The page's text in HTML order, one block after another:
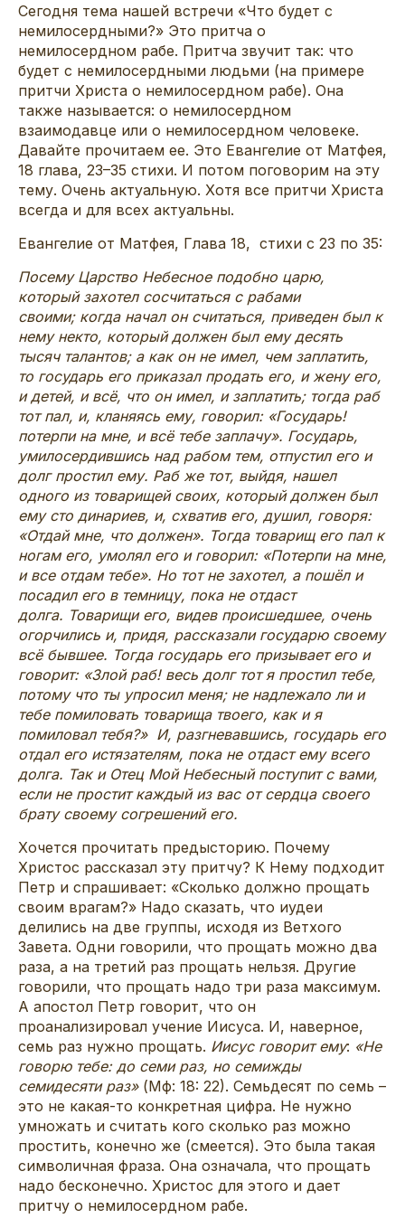
Сегодня тема нашей встречи «Что будет с
немилосердными?» Это притча о
немилосердном рабе. Притча звучит так: что
будет с немилосердными людьми (на примере
притчи Христа о немилосердном рабе). Она
также называется: о немилосердном
взаимодавце или о немилосердном человеке.
Давайте прочитаем ее. Это Евангелие от Матфея,
18 глава, 23–35 стихи. И потом поговорим на эту
тему. Очень актуальную. Хотя все притчи Христа
всегда и для всех актуальны.
Евангелие от Матфея, Глава 18, стихи с 23 по 35:
Посему Царство Небесное подобно царю,
который захотел сосчитаться с рабами
своими; когда начал он считаться, приведен был к
нему некто, который должен был ему десять
тысяч талантов; а как он не имел, чем заплатить,
то государь его приказал продать его, и жену его,
и детей, и всё, что он имел, и заплатить; тогда раб
тот пал, и, кланяясь ему, говорил: «Государь!
потерпи на мне, и всё тебе заплачу». Государь,
умилосердившись над рабом тем, отпустил его и
долг простил ему. Раб же тот, выйдя, нашел
одного из товарищей своих, который должен был
ему сто динариев, и, схватив его, душил, говоря:
«Отдай мне, что должен». Тогда товарищ его пал к
ногам его, умолял его и говорил: «Потерпи на мне,
и все отдам тебе». Но тот не захотел, а пошёл и
посадил его в темницу, пока не отдаст
долга. Товарищи его, видев происшедшее, очень
огорчились и, придя, рассказали государю своему
всё бывшее. Тогда государь его призывает его и
говорит: «Злой раб! весь долг тот я простил тебе,
потому что ты упросил меня; не надлежало ли и
тебе помиловать товарища твоего, как и я
помиловал тебя?» И, разгневавшись, государь его
отдал его истязателям, пока не отдаст ему всего
долга. Так и Отец Мой Небесный поступит с вами,
если не простит каждый из вас от сердца своего
брату своему согрешений его.
Хочется прочитать предысторию. Почему
Христос рассказал эту притчу? К Нему подходит
Петр и спрашивает: «Сколько должно прощать
своим врагам?» Надо сказать, что иудеи
делились на две группы, исходя из Ветхого
Завета. Одни говорили, что прощать можно два
раза, а на третий раз прощать нельзя. Другие
говорили, что прощать надо три раза максимум.
А апостол Петр говорит, что он
проанализировал учение Иисуса. И, наверное,
семь раз нужно прощать. Иисус говорит ему: «Не
говорю тебе: до семи раз, но семижды
семидесяти раз» (Мф: 18: 22). Семьдесят по семь –
это не какая-то конкретная цифра. Не нужно
умножать и считать кого сколько раз можно
простить, конечно же (смеется). Это была такая
символичная фраза. Она означала, что прощать
надо бесконечно. Христос для этого и дает
притчу о немилосердном рабе.